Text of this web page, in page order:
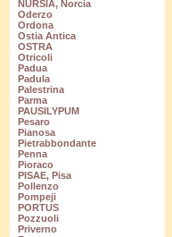
NURSIA, Norcia
Oderzo
Ordona
Ostia Antica
OSTRA
Otricoli
Padua
Padula
Palestrina
Parma
PAUSILYPUM
Pesaro
Pianosa
Pietrabbondante
Penna
Pioraco
PISAE, Pisa
Pollenzo
Pompeji
PORTUS
Pozzuoli
Priverno